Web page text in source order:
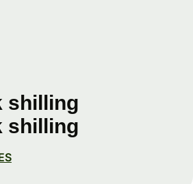
shilling
shilling